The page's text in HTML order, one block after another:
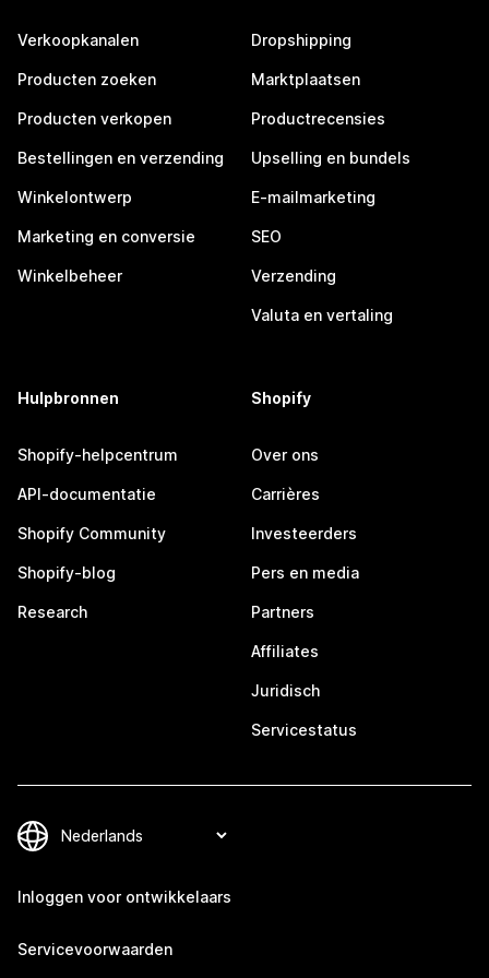
Verkoopkanalen
Producten zoeken
Producten verkopen
Bestellingen en verzending
Winkelontwerp
Marketing en conversie
Winkelbeheer
Dropshipping
Marktplaatsen
Productrecensies
Upselling en bundels
E-mailmarketing
SEO
Verzending
Valuta en vertaling
Hulpbronnen
Shopify-helpcentrum
API-documentatie
Shopify Community
Shopify-blog
Research
Shopify
Over ons
Carrières
Investeerders
Pers en media
Partners
Affiliates
Juridisch
Servicestatus
Inloggen voor ontwikkelaars
Servicevoorwaarden